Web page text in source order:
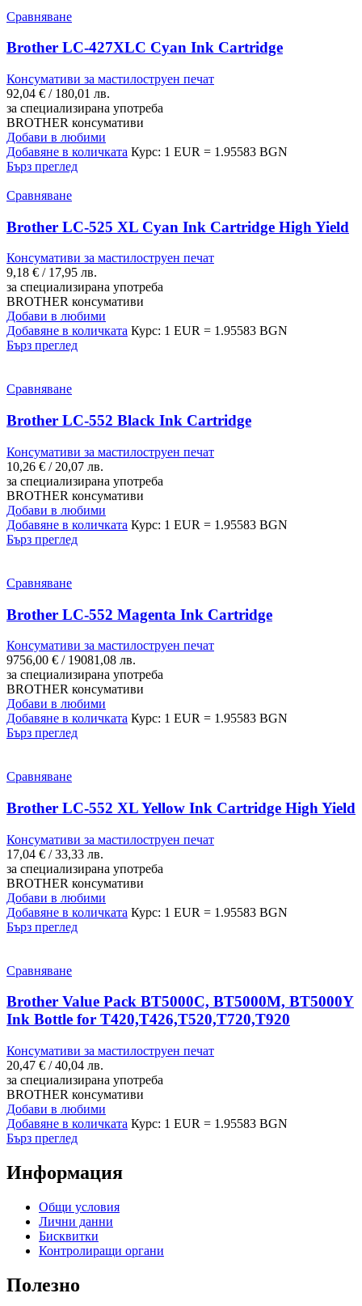
Сравняване
Brother LC-427XLC Cyan Ink Cartridge
Консумативи за мастилоструен печат
92,04 € / 180,01 лв.
за специализирана употреба
BROTHER консумативи
Добави в любими
Добавяне в количката Курс: 1 EUR = 1.95583 BGN
Бърз преглед
Сравняване
Brother LC-525 XL Cyan Ink Cartridge High Yield
Консумативи за мастилоструен печат
9,18 € / 17,95 лв.
за специализирана употреба
BROTHER консумативи
Добави в любими
Добавяне в количката Курс: 1 EUR = 1.95583 BGN
Бърз преглед
Сравняване
Brother LC-552 Black Ink Cartridge
Консумативи за мастилоструен печат
10,26 € / 20,07 лв.
за специализирана употреба
BROTHER консумативи
Добави в любими
Добавяне в количката Курс: 1 EUR = 1.95583 BGN
Бърз преглед
Сравняване
Brother LC-552 Magenta Ink Cartridge
Консумативи за мастилоструен печат
9756,00 € / 19081,08 лв.
за специализирана употреба
BROTHER консумативи
Добави в любими
Добавяне в количката Курс: 1 EUR = 1.95583 BGN
Бърз преглед
Сравняване
Brother LC-552 XL Yellow Ink Cartridge High Yield
Консумативи за мастилоструен печат
17,04 € / 33,33 лв.
за специализирана употреба
BROTHER консумативи
Добави в любими
Добавяне в количката Курс: 1 EUR = 1.95583 BGN
Бърз преглед
Сравняване
Brother Value Pack BT5000C, BT5000M, BT5000Y
Ink Bottle for T420,T426,T520,T720,T920
Консумативи за мастилоструен печат
20,47 € / 40,04 лв.
за специализирана употреба
BROTHER консумативи
Добави в любими
Добавяне в количката Курс: 1 EUR = 1.95583 BGN
Бърз преглед
Информация
Общи условия
Лични данни
Бисквитки
Контролиращи органи
Полезно